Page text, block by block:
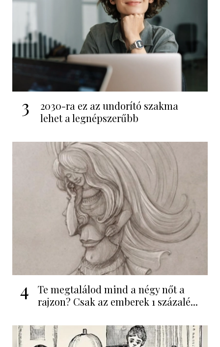
3
2030-ra ez az undorító szakma
lehet a legnépszerűbb
4
Te megtalálod mind a négy nőt a
rajzon? Csak az emberek 1 százalé...